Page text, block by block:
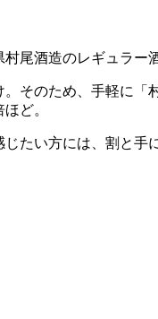
尾酒造のレギュラー
そのため、手軽に
ど。
たい方には、割と